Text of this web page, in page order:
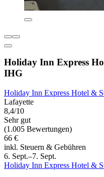
Holiday Inn Express
IHG
Holiday Inn Express Hotel &
Lafayette
8,4/10
Sehr gut
(1.005 Bewertungen)
66 €
inkl. Steuern & Gebühren
6. Sept.–7. Sept.
Holiday Inn Express Hotel &